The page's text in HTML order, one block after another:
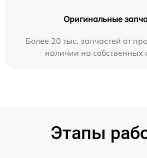
Оригинальные
Более 20 тыс. запчастей от
наличии на собственных
Этапы